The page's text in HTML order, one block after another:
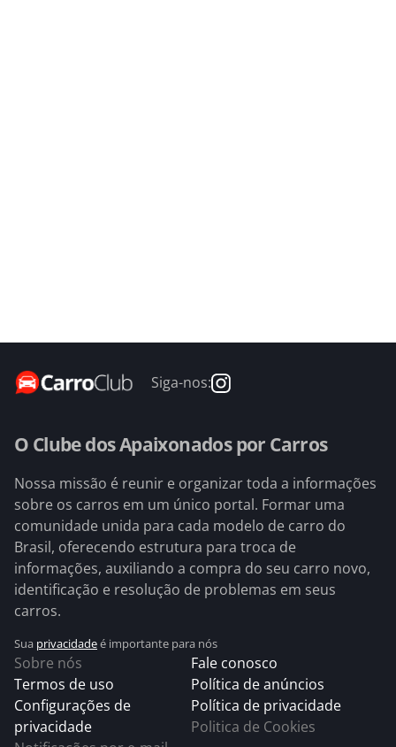
Siga-nos:
O Clube dos Apaixonados por Carros
Nossa missão é reunir e organizar toda a informações
sobre os carros em um único portal. Formar uma
comunidade unida para cada modelo de carro do
Brasil, oferecendo estrutura para troca de
informações, auxiliando a compra do seu carro novo,
identificação e resolução de problemas em seus
carros.
Sua privacidadeé importante para nós
Sobre nós
Termos de uso
Configurações de
privacidade
Fale conosco
Política de anúncios
Política de privacidade
Politica de Cookies